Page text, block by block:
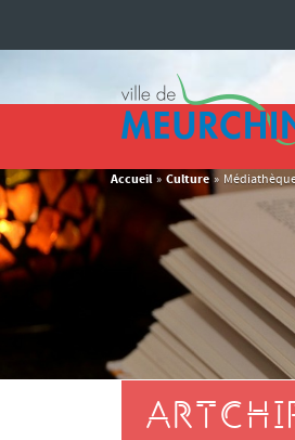
Accueil » Culture »